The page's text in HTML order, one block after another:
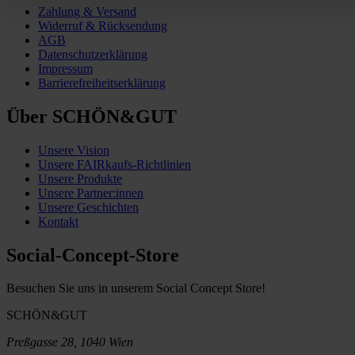
Zahlung & Versand
Widerruf & Rücksendung
AGB
Datenschutzerklärung
Impressum
Barrierefreiheitserklärung
Über SCHÖN&GUT
Unsere Vision
Unsere FAIRkaufs-Richtlinien
Unsere Produkte
Unsere Partner:innen
Unsere Geschichten
Kontakt
Social-Concept-Store
Besuchen Sie uns in unserem Social Concept Store!
SCHÖN&GUT
Preßgasse 28, 1040 Wien